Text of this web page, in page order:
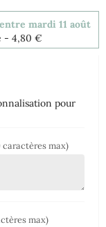
entre mardi 11 août
- 4,80 €
pour
caractères max)
max)